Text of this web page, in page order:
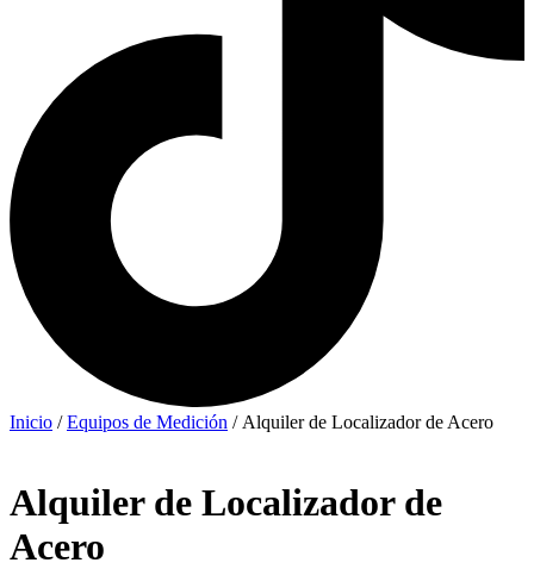
Inicio /Equipos de Medición / Alquiler de Localizador de Acero
Alquiler de Localizador de
Acero